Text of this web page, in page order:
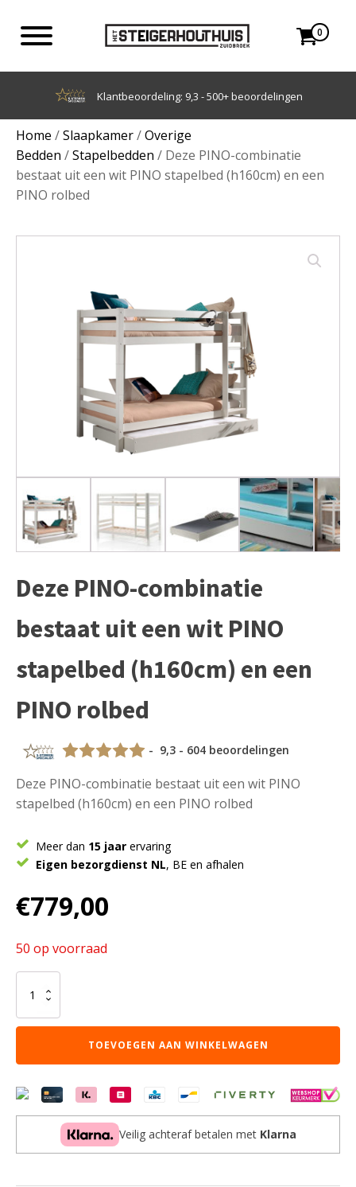
0
Achteraf betalen met Klarna
Home /Slaapkamer/Overige
Bedden /Stapelbedden / Deze PINO-combinatie
bestaat uit een wit PINO stapelbed (h160cm) en een
PINO rolbed
Deze PINO-combinatie
bestaat uit een wit PINO
stapelbed (h160cm) en een
PINO rolbed
- 9,3 - 604 beoordelingen
Deze PINO-combinatie bestaat uit een wit PINO
stapelbed (h160cm) en een PINO rolbed
Meer dan 15 jaar ervaring
Eigen bezorgdienst NL, BE en afhalen
€779,00
50 op voorraad
PINO-
combinatie
bestaat
een
PINO
stapelbed
een
TOEVOEGEN AAN WINKELWAGEN
Veilig achteraf betalen met Klarna